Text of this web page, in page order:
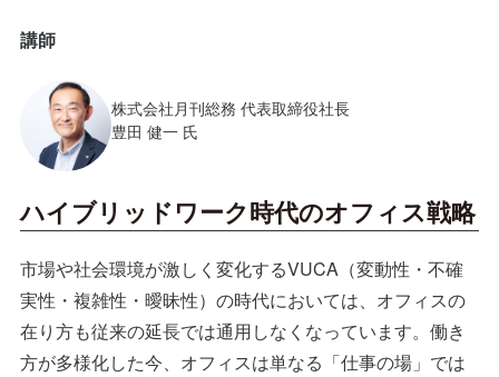
講師
株式会社月刊総務 代表取締役社長
豊田 健一 氏
ハイブリッドワーク時代のオフィス戦略
市場や社会環境が激しく変化するVUCA（変動性・不確
実性・複雑性・曖昧性）の時代においては、オフィスの
在り方も従来の延長では通用しなくなっています。働き
方が多様化した今、オフィスは単なる「仕事の場」では